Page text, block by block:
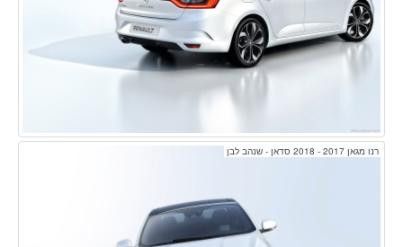
רנו מגאן 2017 - 2018 סדאן - שנהב לבן